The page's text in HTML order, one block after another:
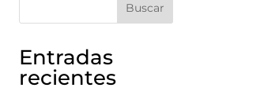
Buscar
Entradas
recientes